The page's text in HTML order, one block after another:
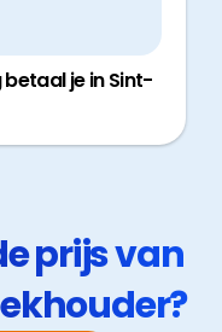
je in Sint-
prijs van